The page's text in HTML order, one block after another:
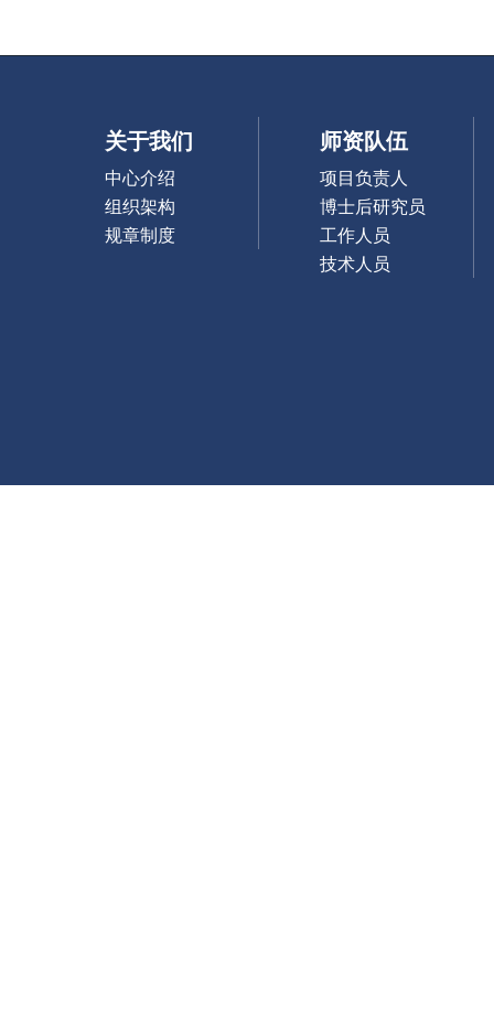
关于我们
中心介绍
组织架构
规章制度
师资队伍
项目负责人
博士后研究员
工作人员
技术人员